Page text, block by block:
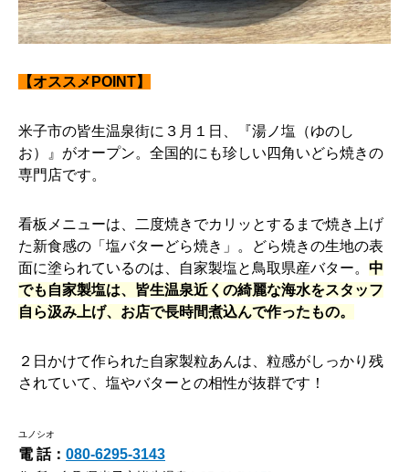
【オススメPOINT】
米子市の皆生温泉街に３月１日、『湯ノ塩（ゆのし
お）』がオープン。全国的にも珍しい四角いどら焼きの
専門店です。
看板メニューは、二度焼きでカリッとするまで焼き上げ
た新食感の「塩バターどら焼き」。どら焼きの生地の表
面に塗られているのは、自家製塩と鳥取県産バター。 中
でも自家製塩は、皆生温泉近くの綺麗な海水をスタッフ
自ら汲み上げ、お店で長時間煮込んで作ったもの。
２日かけて作られた自家製粒あんは、粒感がしっかり残
されていて、塩やバターとの相性が抜群です！
ユノシオ
電 話： 080-6295-3143